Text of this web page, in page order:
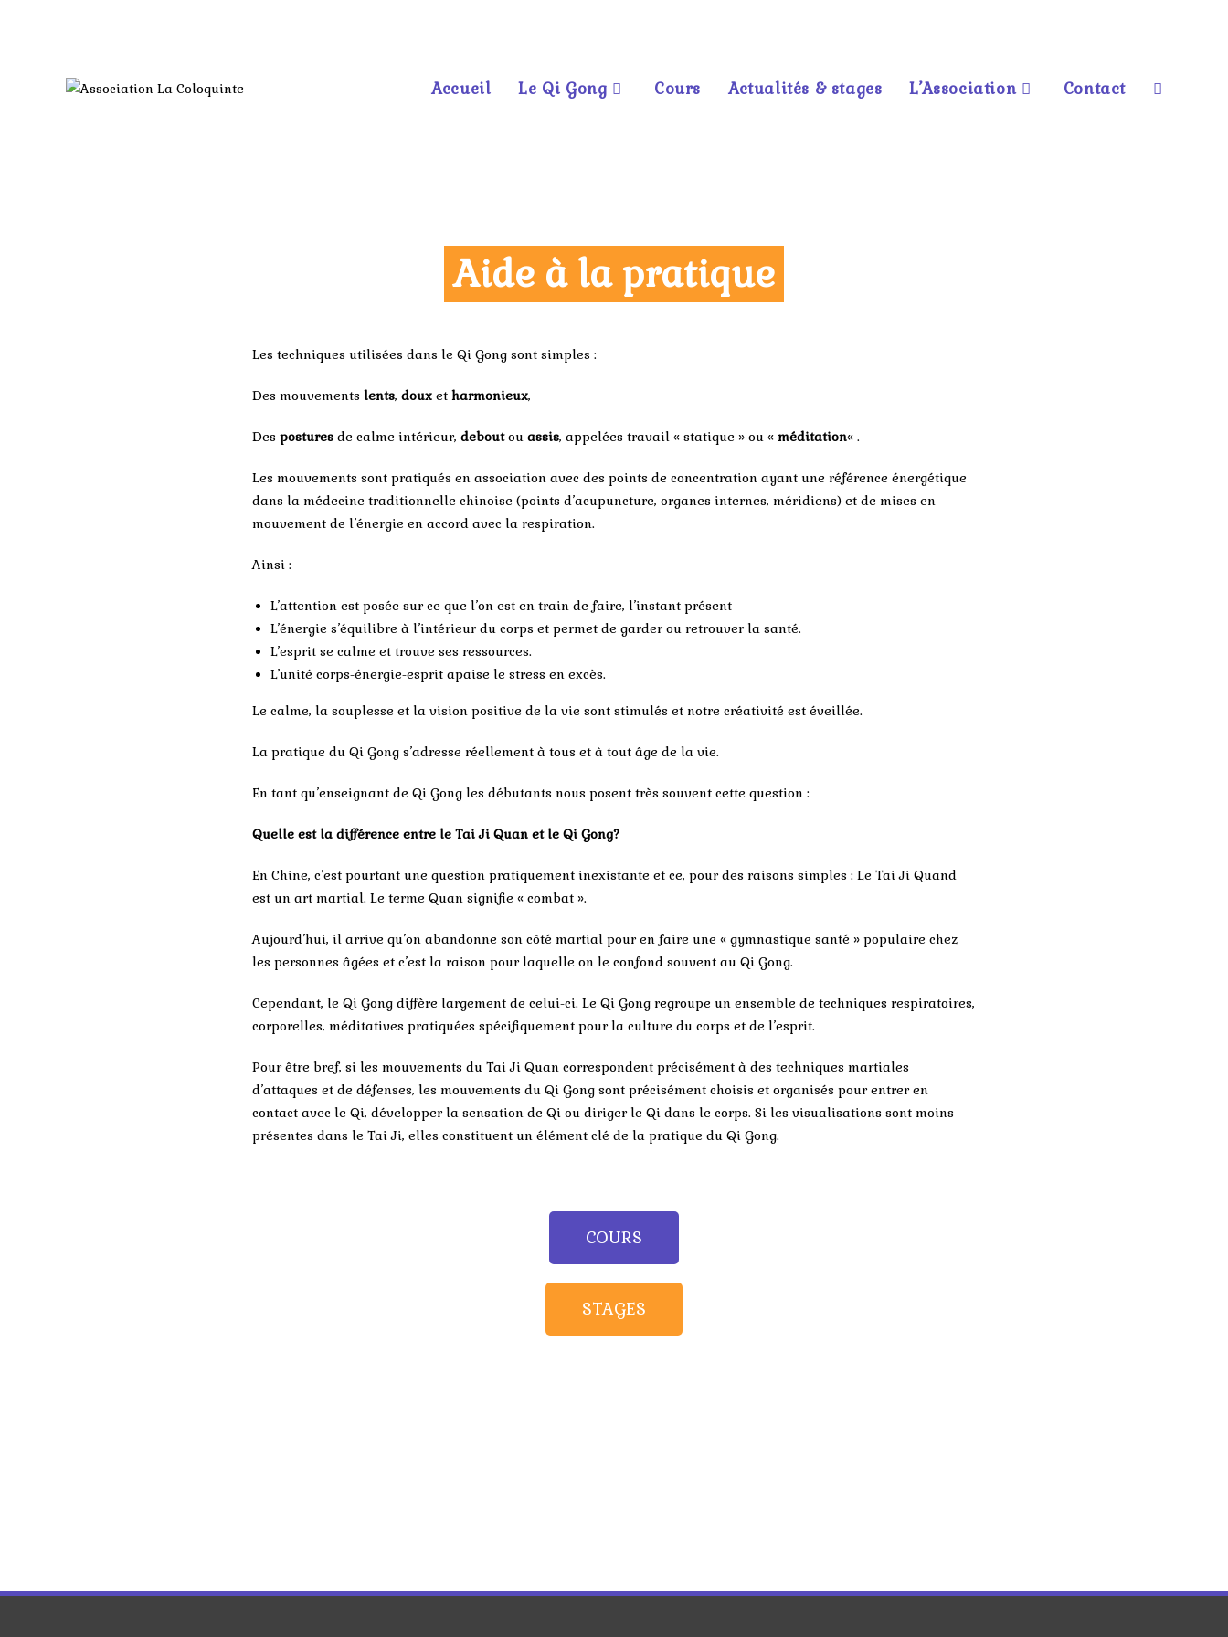
Accueil Le Qi Gong Cours Actualités & stages L’Association Contact
Aide à la pratique
Les techniques utilisées dans le Qi Gong sont simples :
Des mouvements lents, douxet harmonieux,
Des posturesde calme intérieur, deboutou assis, appelées travail « statique » ou « méditation« .
Les mouvements sont pratiqués en association avec des points de concentration ayant une référence énergétique
dans la médecine traditionnelle chinoise (points d’acupuncture, organes internes, méridiens) et de mises en
mouvement de l’énergie en accord avec la respiration.
Ainsi :
L’attention est posée sur ce que l’on est en train de faire, l’instant présent
L’énergie s’équilibre à l’intérieur du corps et permet de garder ou retrouver la santé.
L’esprit se calme et trouve ses ressources.
L’unité corps-énergie-esprit apaise le stress en excès.
Le calme, la souplesse et la vision positive de la vie sont stimulés et notre créativité est éveillée.
La pratique du Qi Gong s’adresse réellement à tous et à tout âge de la vie.
En tant qu’enseignant de Qi Gong les débutants nous posent très souvent cette question :
Quelle est la différence entre le Tai Ji Quan et le Qi Gong?
En Chine, c’est pourtant une question pratiquement inexistante et ce, pour des raisons simples : Le Tai Ji Quand
est un art martial. Le terme Quan signifie « combat ».
Aujourd’hui, il arrive qu’on abandonne son côté martial pour en faire une « gymnastique santé » populaire chez
les personnes âgées et c’est la raison pour laquelle on le confond souvent au Qi Gong.
Cependant, le Qi Gong diffère largement de celui-ci. Le Qi Gong regroupe un ensemble de techniques respiratoires,
corporelles, méditatives pratiquées spécifiquement pour la culture du corps et de l’esprit.
Pour être bref, si les mouvements du Tai Ji Quan correspondent précisément à des techniques martiales
d’attaques et de défenses, les mouvements du Qi Gong sont précisément choisis et organisés pour entrer en
contact avec le Qi, développer la sensation de Qi ou diriger le Qi dans le corps. Si les visualisations sont moins
présentes dans le Tai Ji, elles constituent un élément clé de la pratique du Qi Gong.
COURS
STAGES